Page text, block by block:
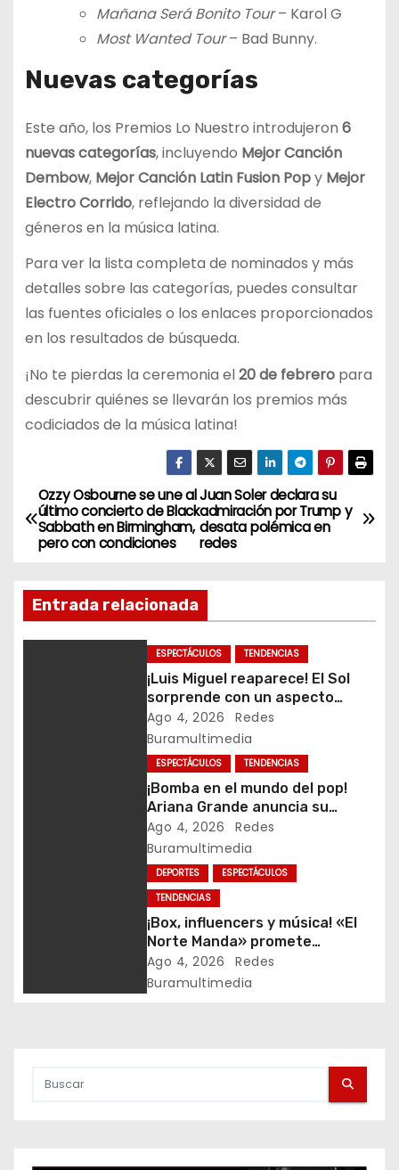
Mañana Será Bonito Tour– Karol G
Most Wanted Tour– Bad Bunny.
Nuevas categorías
Este año, los Premios Lo Nuestro introdujeron 6
nuevas categorías, incluyendo Mejor Canción
Dembow, Mejor Canción Latin Fusion Popy Mejor
Electro Corrido, reflejando la diversidad de
géneros en la música latina.
Para ver la lista completa de nominados y más
detalles sobre las categorías, puedes consultar
las fuentes oficiales o los enlaces proporcionados
en los resultados de búsqueda.
¡No te pierdas la ceremonia el20 de febreropara
descubrir quiénes se llevarán los premios más
codiciados de la música latina!
N
a
e
n
Juan Soler declara su
admiración por Trump y
desata polémica en
redes
Ozzy Osbourne se une al
último concierto de Black
Sabbath en Birmingham,
pero con condiciones
Entrada relacionada
ESPECTÁCULOS TENDENCIAS
¡Luis Miguel reaparece! El Sol
sorprende con un aspecto
renovado tras rumores sobre
su salud
Ago 4, 2026
Redes
Buramultimedia
ESPECTÁCULOS TENDENCIAS
¡Bomba en el mundo del pop!
Ariana Grande anuncia su
retiro, tras la polémica por su
apariencia
Ago 4, 2026
Redes
Buramultimedia
DEPORTES
ESPECTÁCULOS
TENDENCIAS
¡Box, influencers y música! «El
Norte Manda» promete
encender Hermosillo con una
Noche Suprema
Ago 4, 2026
Redes
Buramultimedia